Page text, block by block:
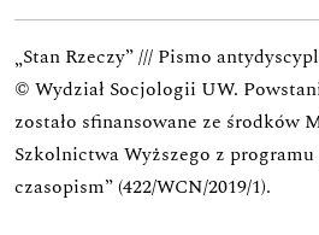
„Stan Rzeczy” /// Pismo
© Wydział Socjologii UW.
zostało sfinansowane ze środków
Szkolnictwa Wyższego z programu
czasopism” (422/WCN/2019/1).